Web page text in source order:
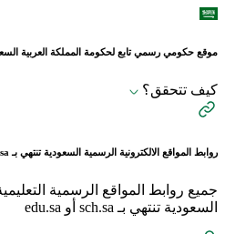
موقع حكومي رسمي تابع لحكومة المملكة العربية
كيف تتحقق؟
روابط المواقع الالكترونية الرسمية السعودية تنتهي بـ
جميع روابط المواقع الرسمية
السعودية تنتهي بـ sch.sa أو edu.sa